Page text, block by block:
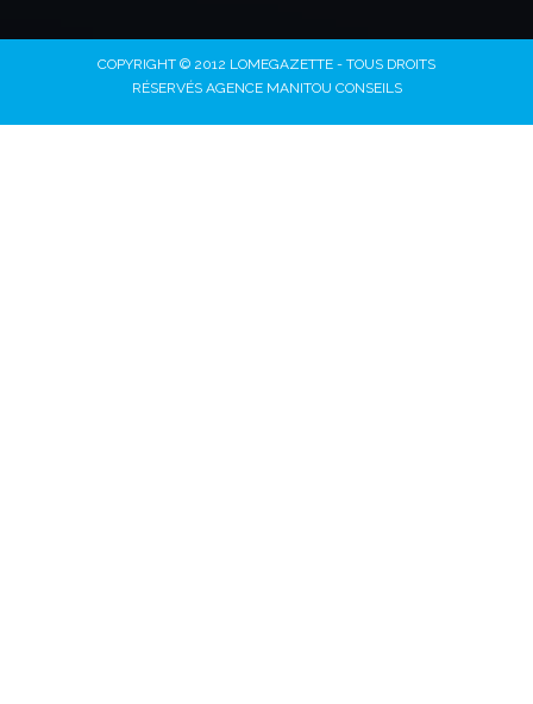
COPYRIGHT © 2012 LOMEGAZETTE - TOUS DROITS
RÉSERVÉS AGENCE MANITOU CONSEILS